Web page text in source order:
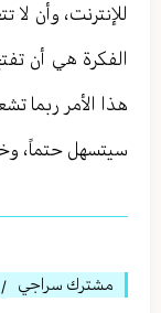
للإنترنت، وأن
الفكرة هي أن
هذا الأمر ربما
سيتسهل حتماً،
مشترك سراجي /